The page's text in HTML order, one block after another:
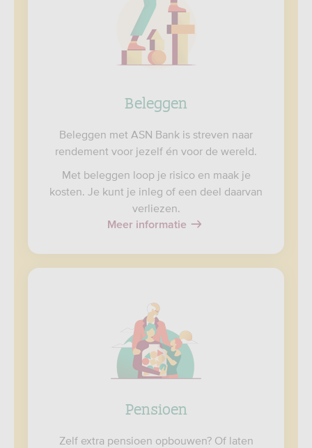
Beleggen
Beleggen met ASN Bank is streven naar
rendement voor jezelf én voor de wereld.
Met beleggen loop je risico en maak je
kosten. Je kunt je inleg of een deel daarvan
verliezen.
Meer informatie
Pensioen
Zelf extra pensioen opbouwen? Of laten